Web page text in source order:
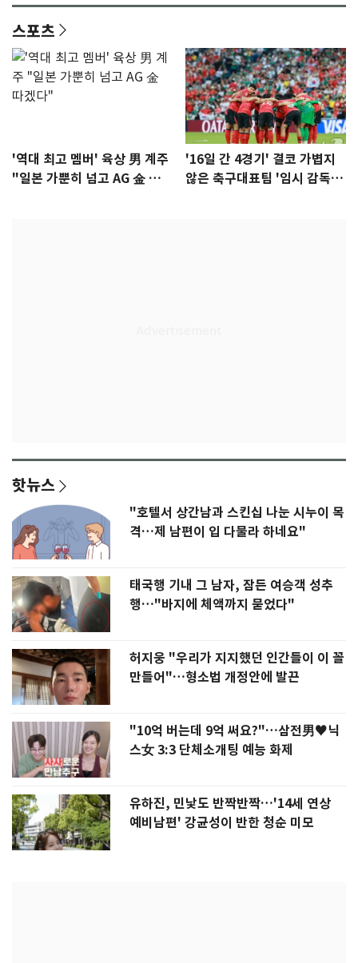
스포츠
'역대 최고 멤버' 육상 男 계주
"일본 가뿐히 넘고 AG 金 따겠
'16일 간 4경기' 결코 가볍지
않은 축구대표팀 '임시 감독'
핫뉴스
"호텔서 상간남과 스킨십 나눈 시누이 목
격…제 남편이 입 다물라 하네요"
태국행 기내 그 남자, 잠든 여승객 성추
행…"바지에 체액까지 묻었다"
허지웅 "우리가 지지했던 인간들이 이 꼴
만들어"…형소법 개정안에 발끈
"10억 버는데 9억 써요?"…삼전男♥닉
스女 3:3 단체소개팅 예능 화제
유하진, 민낯도 반짝반짝…'14세 연상
예비남편' 강균성이 반한 청순 미모